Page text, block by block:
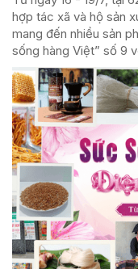
hợp tác xã và hộ sản
mang đến nhiều sản
sống hàng Việt” số 9